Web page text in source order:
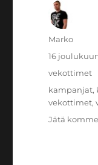
Kirjoittaja
Marko
Julkaistu
16
Kategoriat
vekottimet
Avainsanat
kampanjat,
vekottimet,
Jätä